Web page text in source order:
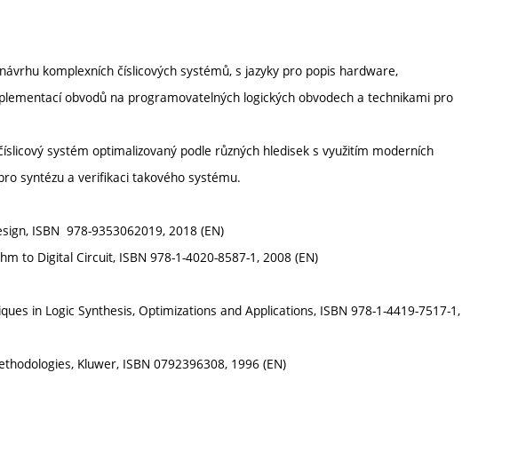
komplexních číslicových systémů, s jazyky pro popis hardware,
obvodů na programovatelných logických obvodech a technikami pro
systém optimalizovaný podle různých hledisek s využitím moderních
syntézu a verifikaci takového systému.
ISBN 978-9353062019, 2018 (EN)
to Digital Circuit, ISBN 978-1-4020-8587-1, 2008 (EN)
in Logic Synthesis, Optimizations and Applications, ISBN 978-1-4419-7517-1,
Kluwer, ISBN 0792396308, 1996 (EN)